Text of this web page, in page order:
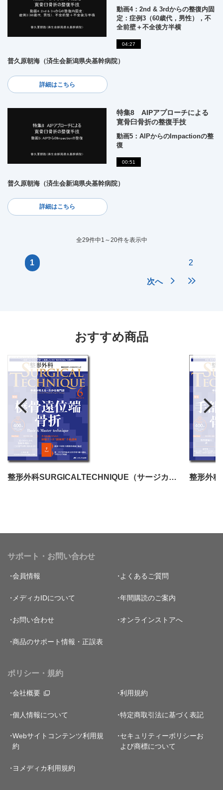
動画4：2nd & 3rdからの整復内固
定：症例3（60歳代，男性），不
全前壁＋不全後方半横
04:27
普久原朝海（済生会新潟県央基幹病院）
詳細はこちら
特集8 AIPアプローチによる
寛骨臼骨折の整復手技
動画5：AIPからのImpactionの整
復
00:51
普久原朝海（済生会新潟県央基幹病院）
詳細はこちら
全29件中1～20件を表示中
1 2
次へ
おすすめ商品
整形外科SURGICALTECHNIQUE（サージカルテクニック）2024年6号
サポート・お問い合わせ
会員情報 よくあるご質問
メディカIDについて 年間購読のご案内
お問い合わせ オンラインストアへ
商品のサポート情報・正誤表
ポリシー・規約
会社概要 利用規約
個人情報について 特定商取引法に基づく表記
Webサイトコンテンツ利用規
約
セキュリティーポリシーお
よび商標について
ヨメディカ利用規約